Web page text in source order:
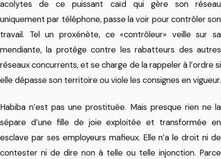
acolytes de ce puissant caïd qui gère son réseau
uniquement par téléphone, passe la voir pour contrôler son
travail. Tel un proxénète, ce «contrôleur» veille sur sa
mendiante, la protège contre les rabatteurs des autres
réseaux concurrents, et se charge de la rappeler à l’ordre si
elle dépasse son territoire ou viole les consignes en vigueur.
Habiba n’est pas une prostituée. Mais presque rien ne la
sépare d’une fille de joie exploitée et transformée en
esclave par ses employeurs mafieux. Elle n’a le droit ni de
contester ni de dire non à telle ou telle injonction. Parce